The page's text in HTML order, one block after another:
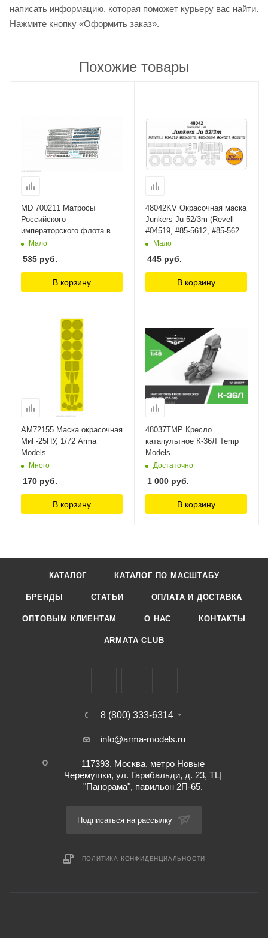
написать информацию, которая поможет курьеру вас найти.
Нажмите кнопку «Оформить заказ».
Похожие товары
MD 700211 Матросы
Российского
императорского флота в
движении Микродизайн
Мало
535 руб.
В корзину
48042KV Окрасочная маска
Junkers Ju 52/3m (Revell
#04519, #85-5612, #85-5624,
#04521, #03918) KV Models
Мало
445 руб.
В корзину
AM72155 Маска окрасочная
МиГ-25ПУ, 1/72 Arma
Models
Много
170 руб.
В корзину
48037TMP Кресло
катапультное К-36Л Temp
Models
Достаточно
1 000 руб.
В корзину
КАТАЛОГ КАТАЛОГ ПО МАСШТАБУ
БРЕНДЫ СТАТЬИ ОПЛАТА И ДОСТАВКА
ОПТОВЫМ КЛИЕНТАМ О НАС КОНТАКТЫ
ARMATA CLUB
8 (800) 333-6314
info@arma-models.ru
117393, Москва, метро Новые
Черемушки, ул. Гарибальди, д. 23, ТЦ
"Панорама", павильон 2П-65.
Подписаться на рассылку
ПОЛИТИКА КОНФИДЕНЦИАЛЬНОСТИ